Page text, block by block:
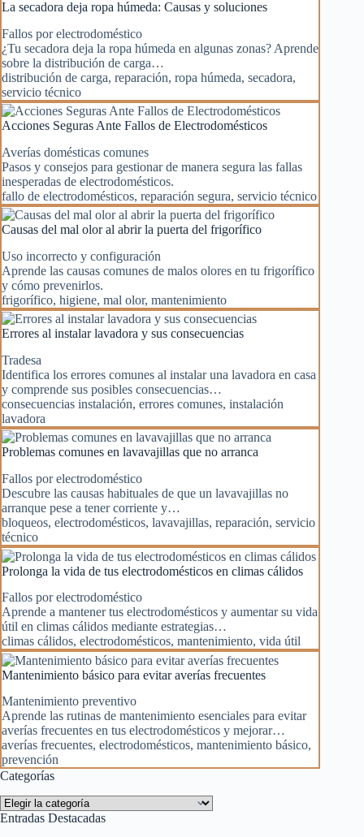
La secadora deja ropa húmeda: Causas y soluciones
Fallos por electrodoméstico
¿Tu secadora deja la ropa húmeda en algunas zonas? Aprende
sobre la distribución de carga…
distribución de carga, reparación, ropa húmeda, secadora,
servicio técnico
Acciones Seguras Ante Fallos de Electrodomésticos
Averías domésticas comunes
Pasos y consejos para gestionar de manera segura las fallas
inesperadas de electrodomésticos.
fallo de electrodomésticos, reparación segura, servicio técnico
Causas del mal olor al abrir la puerta del frigorífico
Uso incorrecto y configuración
Aprende las causas comunes de malos olores en tu frigorífico
y cómo prevenirlos.
frigorífico, higiene, mal olor, mantenimiento
Errores al instalar lavadora y sus consecuencias
Tradesa
Identifica los errores comunes al instalar una lavadora en casa
y comprende sus posibles consecuencias…
consecuencias instalación, errores comunes, instalación
lavadora
Problemas comunes en lavavajillas que no arranca
Fallos por electrodoméstico
Descubre las causas habituales de que un lavavajillas no
arranque pese a tener corriente y…
bloqueos, electrodomésticos, lavavajillas, reparación, servicio
técnico
Prolonga la vida de tus electrodomésticos en climas cálidos
Fallos por electrodoméstico
Aprende a mantener tus electrodomésticos y aumentar su vida
útil en climas cálidos mediante estrategias…
climas cálidos, electrodomésticos, mantenimiento, vida útil
Mantenimiento básico para evitar averías frecuentes
Mantenimiento preventivo
Aprende las rutinas de mantenimiento esenciales para evitar
averías frecuentes en tus electrodomésticos y mejorar…
averías frecuentes, electrodomésticos, mantenimiento básico,
prevención
Categorías
Categorías
Entradas Destacadas